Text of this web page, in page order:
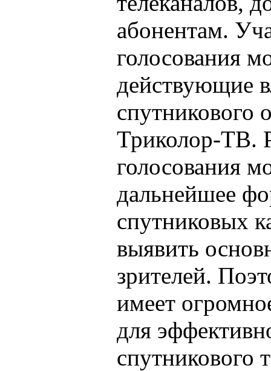
абонентам.
голосования
действующие
спутникового
Триколор-ТВ.
голосования
дальнейшее
спутниковых
выявить
зрителей.
имеет
для
спутникового